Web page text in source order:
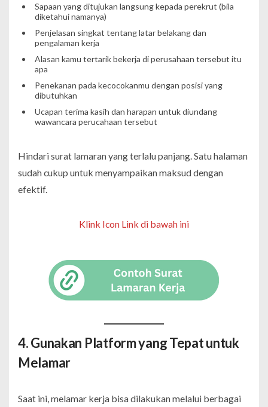
Sapaan yang ditujukan langsung kepada perekrut (bila
diketahui namanya)
Penjelasan singkat tentang latar belakang dan
pengalaman kerja
Alasan kamu tertarik bekerja di perusahaan tersebut itu
apa
Penekanan pada kecocokanmu dengan posisi yang
dibutuhkan
Ucapan terima kasih dan harapan untuk diundang
wawancara perucahaan tersebut
Hindari surat lamaran yang terlalu panjang. Satu halaman
sudah cukup untuk menyampaikan maksud dengan
efektif.
Klink Icon Link di bawah ini
4. Gunakan Platform yang Tepat untuk
Melamar
Saat ini, melamar kerja bisa dilakukan melalui berbagai